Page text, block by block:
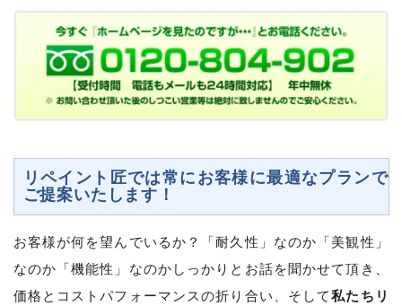
リペイント匠では常にお客様に最適なプランで
ご提案いたします！
お客様が何を望んでいるか？「耐久性」なのか「美観性」
なのか「機能性」なのかしっかりとお話を聞かせて頂き、
価格とコストパフォーマンスの折り合い、そして私たちリ